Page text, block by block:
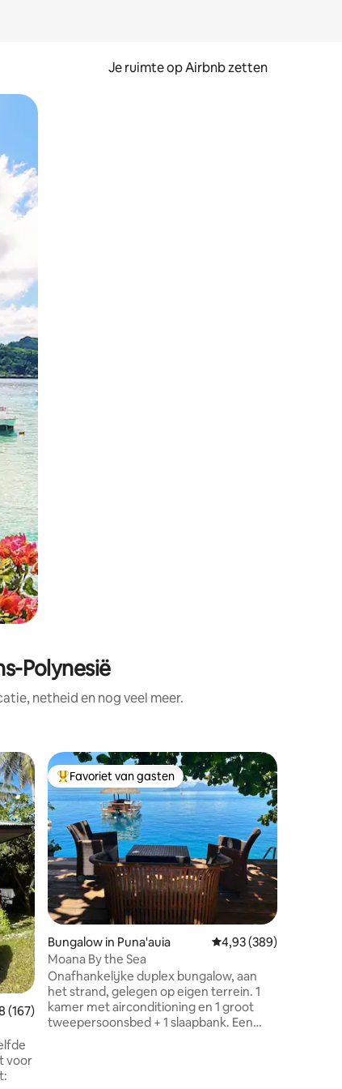
Je ruimte op Airbnb zetten
swipen.
Polynesië
netheid en nog veel meer.
beoordeling van 4,98 uit 5, 167 recensies
(167)
voor
Topfavoriet van gasten
Favoriet van gasten
Bungalow in Puna'auia Gemiddelde
4,93 (389)
Moana By the Sea
Onafhankelijke duplex bungalow, aan
het strand, gelegen op eigen terrein. 1
kamer met airconditioning en 1 groot
tweepersoonsbed + 1 slaapbank. Een